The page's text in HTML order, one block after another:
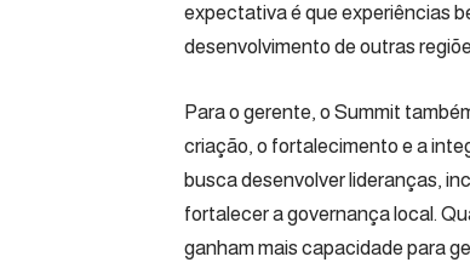
expectativa é que experiências
desenvolvimento de outras
Para o gerente, o Summit
criação, o fortalecimento e a
busca desenvolver lideranças,
fortalecer a governança local.
ganham mais capacidade para